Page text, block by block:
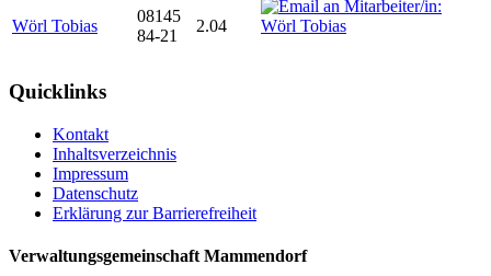
Wörl Tobias
08145
84-21
2.04
Quicklinks
Kontakt
Inhaltsverzeichnis
Impressum
Datenschutz
Erklärung zur Barrierefreiheit
Verwaltungsgemeinschaft Mammendorf